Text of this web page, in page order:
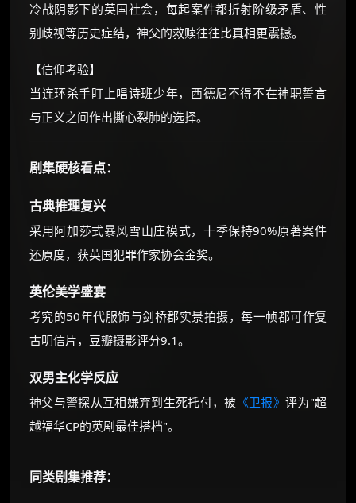
冷战阴影下的英国社会，每起案件都折射阶级矛盾、性
别歧视等历史症结，神父的救赎往往比真相更震撼。
【信仰考验】
当连环杀手盯上唱诗班少年，西德尼不得不在神职誓言
与正义之间作出撕心裂肺的选择。
剧集硬核看点：
古典推理复兴
采用阿加莎式暴风雪山庄模式，十季保持90%原著案件
还原度，获英国犯罪作家协会金奖。
英伦美学盛宴
考究的50年代服饰与剑桥郡实景拍摄，每一帧都可作复
古明信片，豆瓣摄影评分9.1。
双男主化学反应
神父与警探从互相嫌弃到生死托付，被 《卫报》评为"超
越福华CP的英剧最佳搭档"。
同类剧集推荐：